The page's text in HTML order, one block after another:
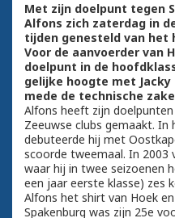
Met zijn doelpunt tegen
Alfons zich zaterdag in
tijden genesteld van het
Voor de aanvoerder van
doelpunt in de
gelijke hoogte met
mede de technische
Alfons heeft zijn
Zeeuwse clubs gemaakt. In
debuteerde hij met
scoorde tweemaal. In 2003
waar hij in twee seizoenen
een jaar eerste klasse) zes
Alfons het shirt van Hoek
Spakenburg was zijn 25e